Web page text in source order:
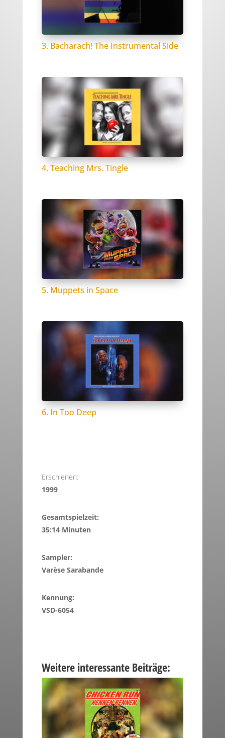
3. Bacharach! The Instrumental Side
4. Teaching Mrs. Tingle
5. Muppets in Space
6. In Too Deep
Erschienen:
1999
Gesamtspielzeit:
35:14 Minuten
Sampler:
Varèse Sarabande
Kennung:
VSD-6054
Weitere interessante Beiträge: